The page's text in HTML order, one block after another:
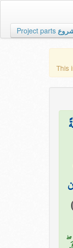
Project parts
This